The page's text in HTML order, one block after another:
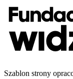
Szablon strony